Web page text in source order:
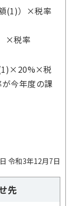
(1)）×税率
×税率
(1)×20%×税
今年度の課
令和3年12月7日
先